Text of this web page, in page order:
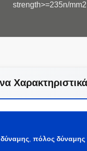
πόλος δύναμης